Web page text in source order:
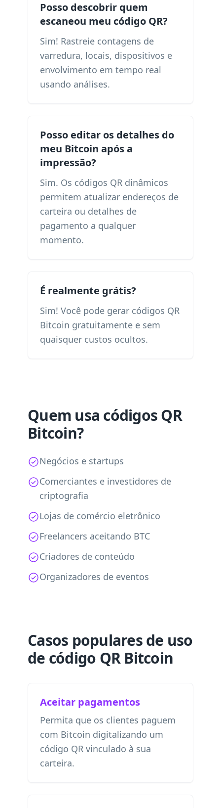
Posso descobrir quem
escaneou meu código QR?
Sim! Rastreie contagens de
varredura, locais, dispositivos e
envolvimento em tempo real
usando análises.
Posso editar os detalhes do
meu Bitcoin após a
impressão?
Sim. Os códigos QR dinâmicos
permitem atualizar endereços de
carteira ou detalhes de
pagamento a qualquer
momento.
É realmente grátis?
Sim! Você pode gerar códigos QR
Bitcoin gratuitamente e sem
quaisquer custos ocultos.
Quem usa códigos QR
Bitcoin?
Negócios e startups
Comerciantes e investidores de
criptografia
Lojas de comércio eletrônico
Freelancers aceitando BTC
Criadores de conteúdo
Organizadores de eventos
Casos populares de uso
de código QR Bitcoin
Aceitar pagamentos
Permita que os clientes paguem
com Bitcoin digitalizando um
código QR vinculado à sua
carteira.